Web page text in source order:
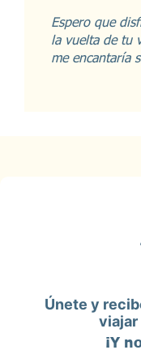
Espero que
la vuelta de tu
me encantaría
Únete y
viajar
¡Y